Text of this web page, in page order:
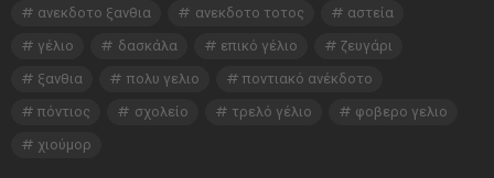
ανεκδοτο ξανθια
ανεκδοτο τοτος
αστεία
γέλιο
δασκάλα επικό γέλιο
ζευγάρι
ξανθια
πολυ γελιο
ποντιακό ανέκδοτο
πόντιος
σχολείο τρελό γέλιο
φοβερο γελιο
χιούμορ